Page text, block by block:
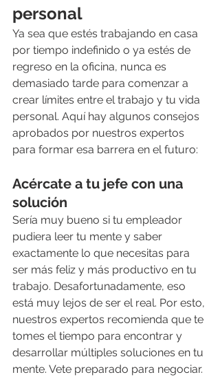
personal
Ya sea que estés trabajando en casa
por tiempo indefinido o ya estés de
regreso en la oficina, nunca es
demasiado tarde para comenzar a
crear límites entre el trabajo y tu vida
personal. Aquí hay algunos consejos
aprobados por nuestros expertos
para formar esa barrera en el futuro:
Acércate a tu jefe con una
solución
Sería muy bueno si tu empleador
pudiera leer tu mente y saber
exactamente lo que necesitas para
ser más feliz y más productivo en tu
trabajo. Desafortunadamente, eso
está muy lejos de ser el real. Por esto,
nuestros expertos recomienda que te
tomes el tiempo para encontrar y
desarrollar múltiples soluciones en tu
mente. Vete preparado para negociar.